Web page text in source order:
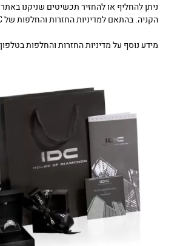
הקניה. בהתאם למדיניות החזרות והחלפות של IDC
מידע נוסף על מדיניות החזרות והחלפות בטלפון: 03-